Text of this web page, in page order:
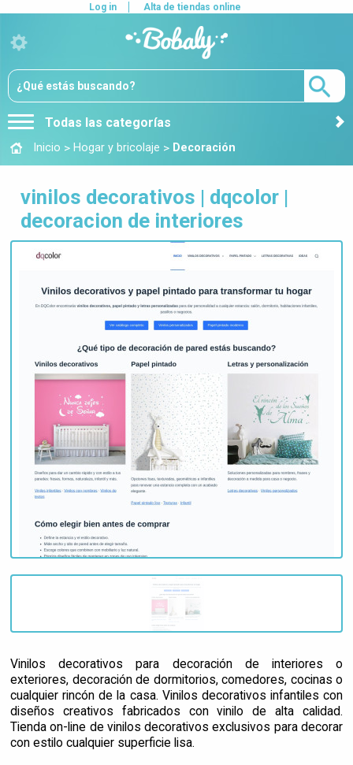
Todas las categorías
Log in Alta de tiendas online
Inicio > Hogar y bricolaje > Decoración
vinilos decorativos | dqcolor |
decoracion de interiores
Vinilos decorativos para decoración de interiores o
exteriores, decoración de dormitorios, comedores, cocinas o
cualquier rincón de la casa. Vinilos decorativos infantiles con
diseños creativos fabricados con vinilo de alta calidad.
Tienda on-line de vinilos decorativos exclusivos para decorar
con estilo cualquier superficie lisa.